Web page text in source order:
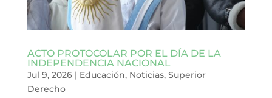
ACTO PROTOCOLAR POR EL DÍA DE LA
INDEPENDENCIA NACIONAL
Jul 9, 2026| Educación, Noticias, Superior
Derecho